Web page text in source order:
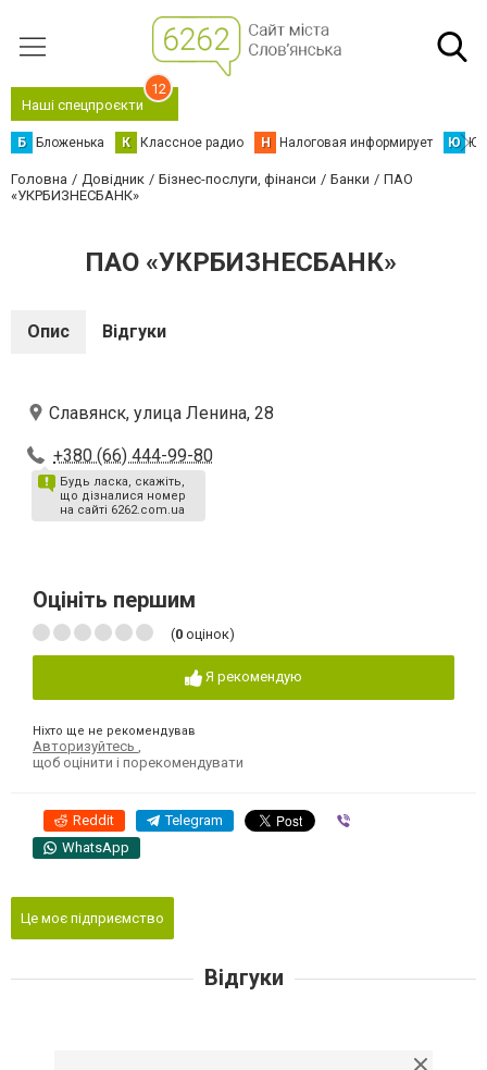
Наші спецпроєкти
12
Б Бложенька К Классное радио Н Налоговая информирует Ю
Головна Довідник Бізнес-послуги, фінанси Банки
ПАО
«УКРБИЗНЕСБАНК»
ПАО «УКРБИЗНЕСБАНК»
Опис Відгуки
Славянск, улица Ленина, 28
+380 (66) 444-99-80
Будь ласка, скажіть,
що дізналися номер
на сайті 6262.com.ua
Оцініть першим
(0 оцінок)
Я рекомендую
Ніхто ще не рекомендував
Авторизуйтесь
щоб оцінити і порекомендувати
Reddit Telegram
WhatsApp
Це моє підприємство
Відгуки